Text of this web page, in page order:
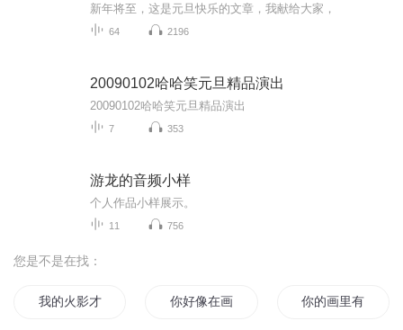
新年将至，这是元旦快乐的文章，我献给大家，
64 2196
20090102哈哈笑元旦精品演出
20090102哈哈笑元旦精品演出
7 353
游龙的音频小样
个人作品小样展示。
11 756
您是不是在找：
我的火影才不会是这样的画风呢
你好像在画我 你的画里有月光